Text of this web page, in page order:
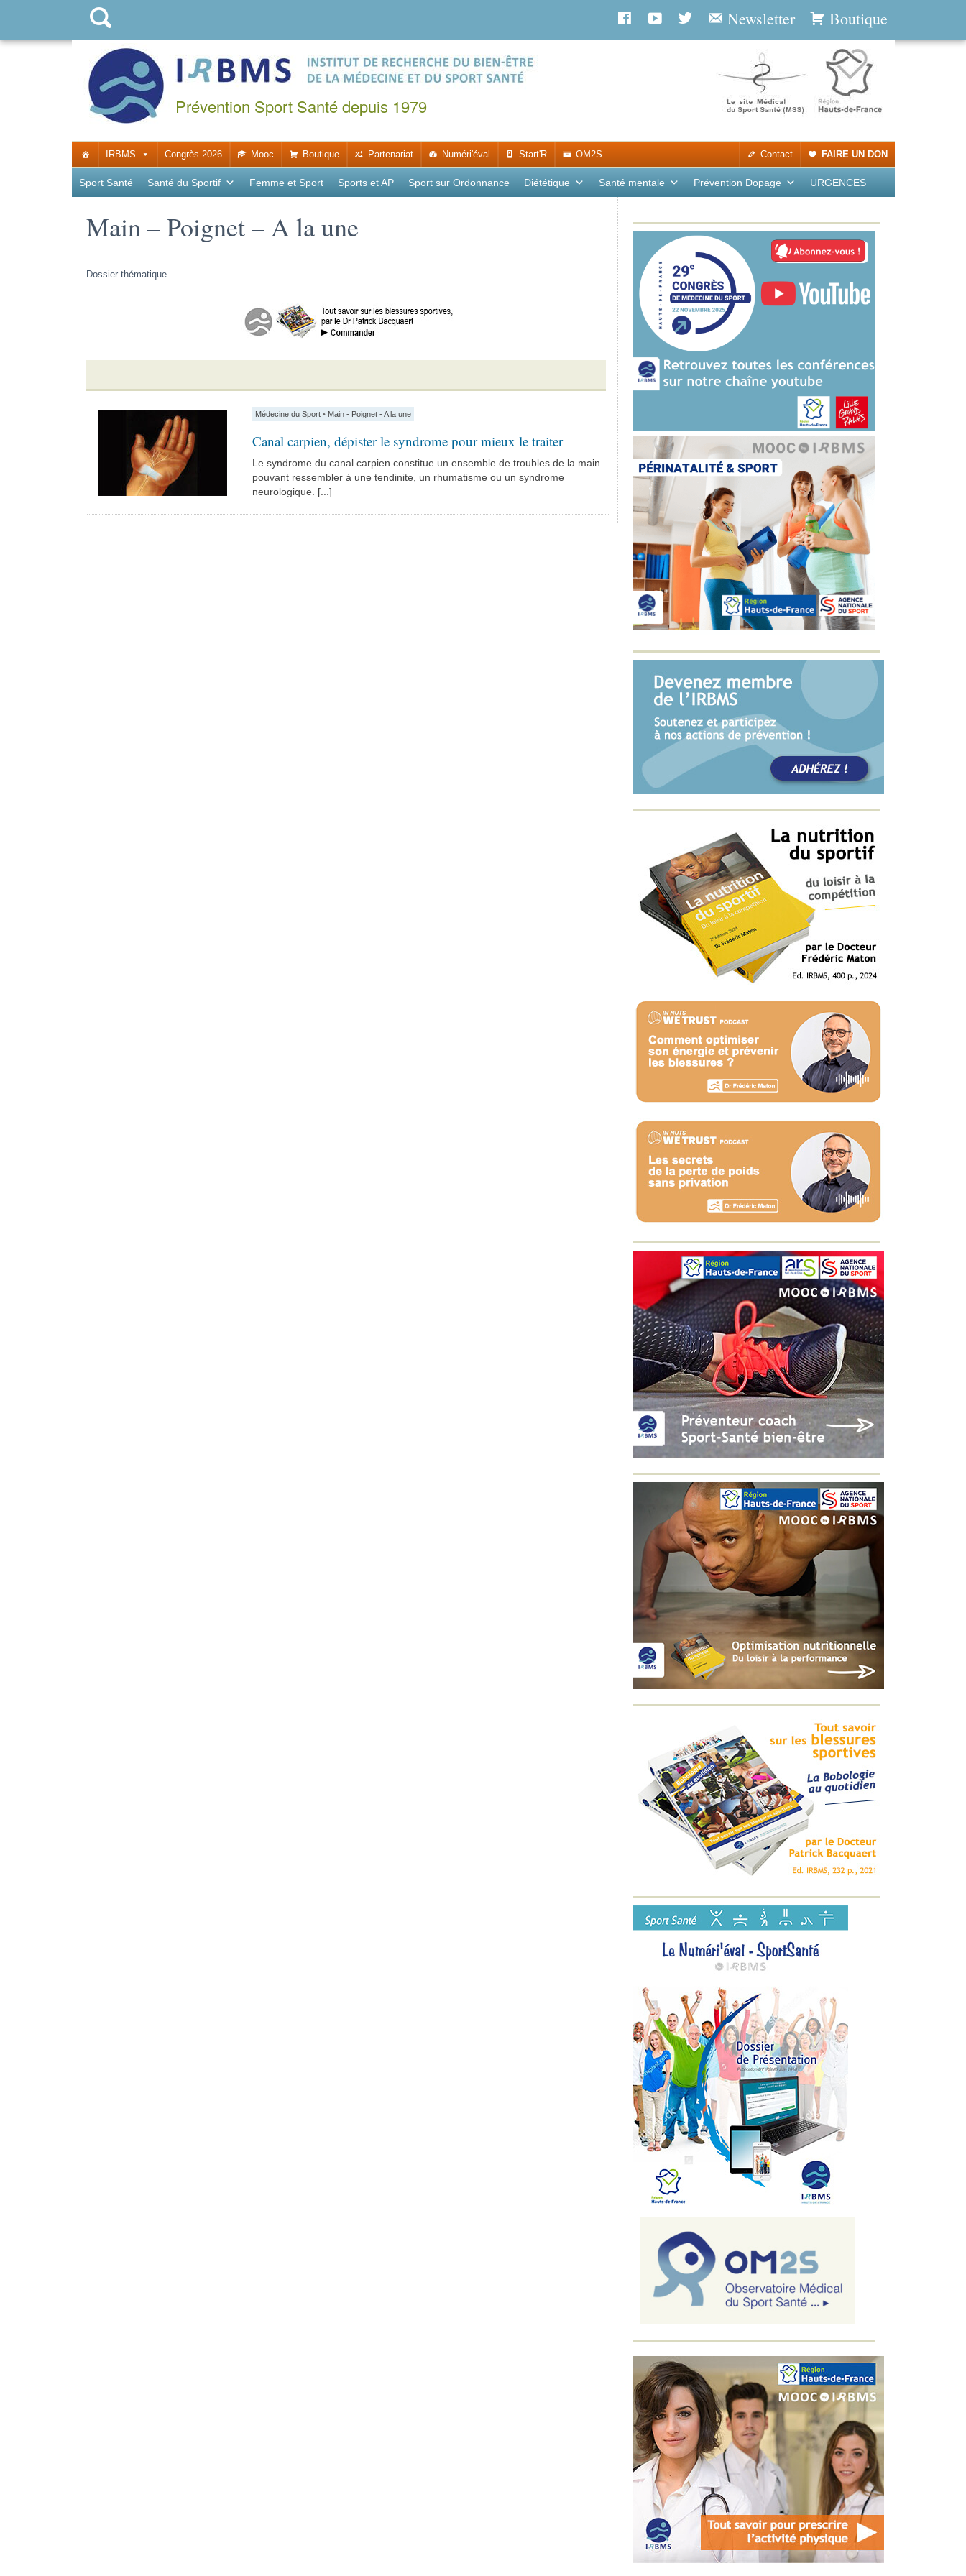
Boutique
Newsletter
Prévention Sport Santé depuis 1979
IRBMS Congrès 2026 Mooc Boutique Partenariat Numéri'éval Start'R OM2S FAIRE UN DON
Contact
Sport Santé Santé du Sportif Femme et Sport Sports et AP Sport sur Ordonnance Diététique Santé mentale Prévention Dopage URGENCES
Main – Poignet – A la une
Dossier thématique
Médecine du Sport• Main - Poignet - A la une
Canal carpien, dépister le syndrome pour mieux le traiter
Le syndrome du canal carpien constitue un ensemble de troubles de la main
pouvant ressembler à une tendinite, un rhumatisme ou un syndrome
neurologique. [...]